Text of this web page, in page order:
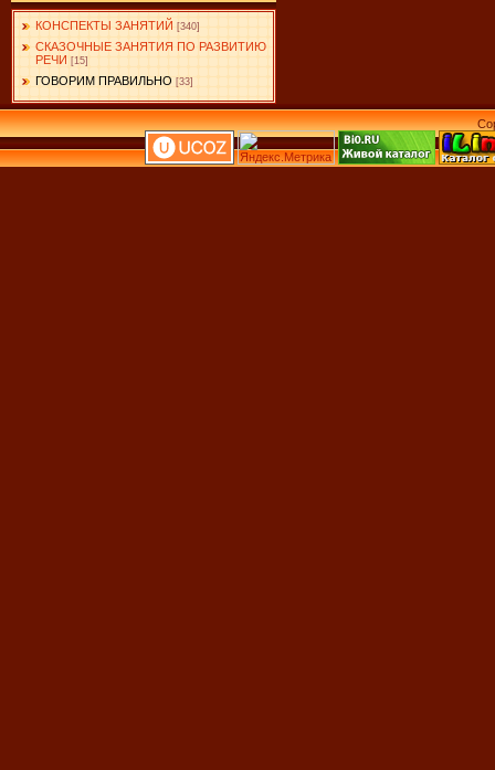
КОНСПЕКТЫ ЗАНЯТИЙ [340]
СКАЗОЧНЫЕ ЗАНЯТИЯ ПО РАЗВИТИЮ
РЕЧИ [15]
ГОВОРИМ ПРАВИЛЬНО [33]